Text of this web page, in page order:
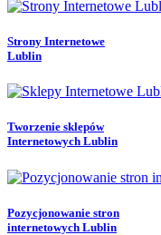
Strony Internetowe
Lublin
Tworzenie sklepów
Internetowych Lublin
Pozycjonowanie stron
internetowych Lublin